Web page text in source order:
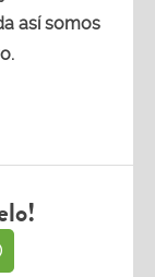
así somos